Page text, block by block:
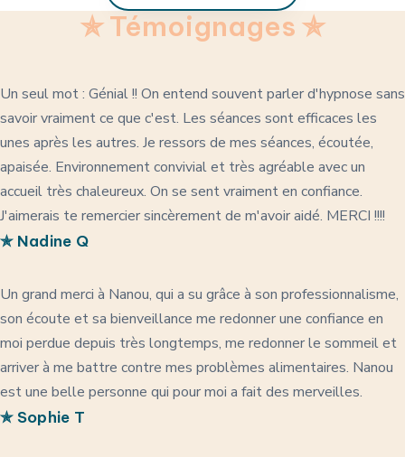
✯Témoignages ✯
Un seul mot : Génial !! On entend souvent parler d'hypnose sans
savoir vraiment ce que c'est. Les séances sont efficaces les
unes après les autres. Je ressors de mes séances, écoutée,
apaisée. Environnement convivial et très agréable avec un
accueil très chaleureux. On se sent vraiment en confiance.
J'aimerais te remercier sincèrement de m'avoir aidé. MERCI !!!!
✯ Nadine Q
Un grand merci à Nanou, qui a su grâce à son professionnalisme,
son écoute et sa bienveillance me redonner une confiance en
moi perdue depuis très longtemps, me redonner le sommeil et
arriver à me battre contre mes problèmes alimentaires. Nanou
est une belle personne qui pour moi a fait des merveilles.
✯ Sophie T